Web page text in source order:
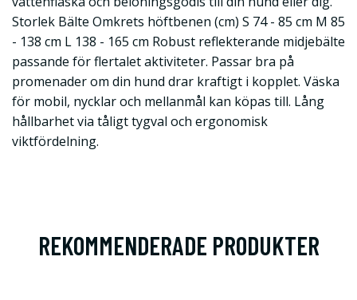
Storlek Bälte Omkrets höftbenen (cm) S 74 - 85 cm M 85
- 138 cm L 138 - 165 cm Robust reflekterande midjebälte
passande för flertalet aktiviteter. Passar bra på
promenader om din hund drar kraftigt i kopplet. Väska
för mobil, nycklar och mellanmål kan köpas till. Lång
hållbarhet via tåligt tygval och ergonomisk
viktfördelning.
REKOMMENDERADE PRODUKTER